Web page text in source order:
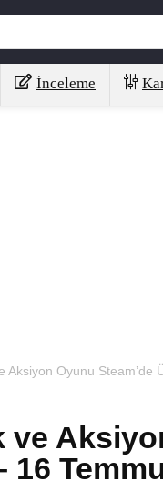
İnceleme
Aksiyon Oyunu Steam’de
16